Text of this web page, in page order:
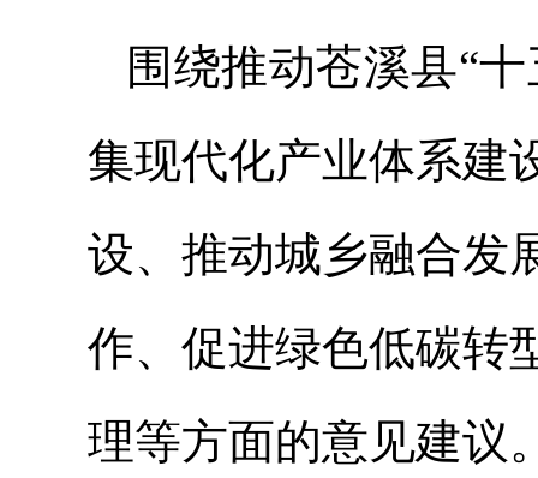
围绕推动苍溪县“
集现代化产业体系建
设、推动城乡融合发
作、促进绿色低碳转
理等方面的意见建议